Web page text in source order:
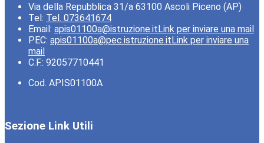
Via della Repubblica 31/a 63100 Ascoli Piceno (AP)
Tel: Tel. 073641674
Email: apis01100a@istruzione.itLink per inviare una mail
PEC: apis01100a@pec.istruzione.itLink per inviare una
mail
C.F.: 92057710441
Cod. APIS01100A
Sezione Link Utili